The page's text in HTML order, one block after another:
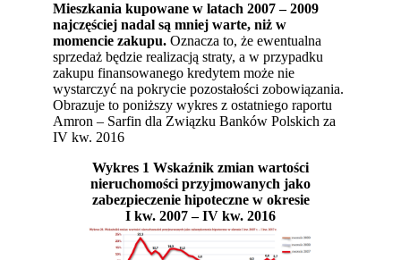
Mieszkania kupowane w latach 2007 – 2009
najczęściej nadal są mniej warte, niż w
momencie zakupu. Oznacza to, że ewentualna
sprzedaż będzie realizacją straty, a w przypadku
zakupu finansowanego kredytem może nie
wystarczyć na pokrycie pozostałości zobowiązania.
Obrazuje to poniższy wykres z ostatniego raportu
Amron – Sarfin dla Związku Banków Polskich za
IV kw. 2016
Wykres 1 Wskaźnik zmian wartości
nieruchomości przyjmowanych jako
zabezpieczenie hipoteczne w okresie
I kw. 2007 – IV kw. 2016